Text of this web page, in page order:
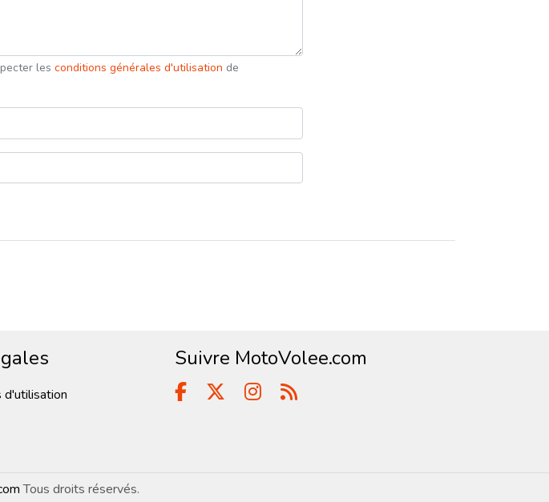
les conditions générales d'utilisation de
d'utilisation
Suivre MotoVolee.com
Tous droits réservés.